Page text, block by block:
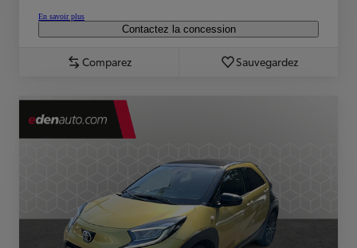
En savoir plus
Contactez la concession
Comparez Sauvegardez